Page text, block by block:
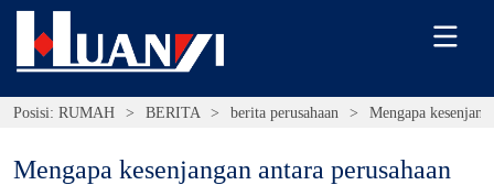
Posisi: RUMAH > BERITA > berita perusahaan > Mengapa
Mengapa kesenjangan antara perusahaan